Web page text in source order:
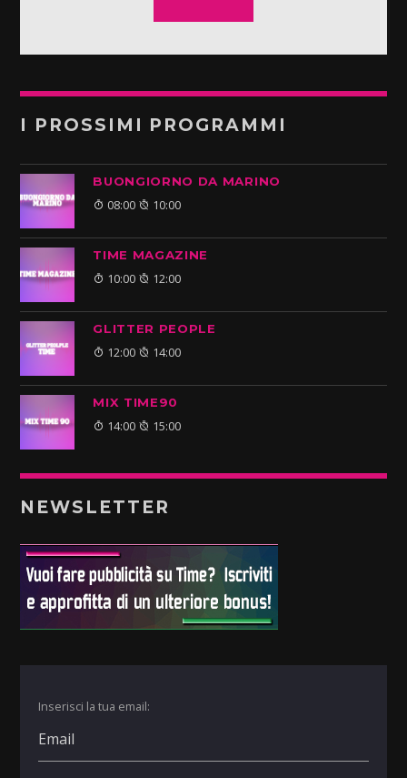
I PROSSIMI PROGRAMMI
BUONGIORNO DA MARINO
08:00 10:00
TIME MAGAZINE
10:00 12:00
GLITTER PEOPLE
12:00 14:00
MIX TIME90
14:00 15:00
NEWSLETTER
Inserisci la tua email: